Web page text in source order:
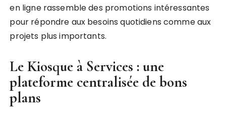
en ligne rassemble des promotions intéressantes
pour répondre aux besoins quotidiens comme aux
projets plus importants.
Le Kiosque à Services : une
plateforme centralisée de bons
plans